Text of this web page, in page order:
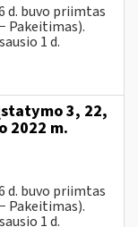
d. buvo priimtas
Pakeitimas).
1 d.
3, 22,
2022 m.
d. buvo priimtas
Pakeitimas).
1 d.